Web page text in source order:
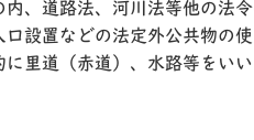
内、道路法、河川法等他の法
設置などの法定外公共物の
に里道（赤道）、水路等をい